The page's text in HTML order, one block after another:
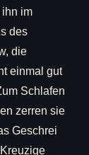
im
des
die
einmal gut
Schlafen
zerren sie
Geschrei